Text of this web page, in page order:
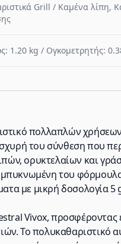
Grill / Καμένα λίπη,
1.20 kg / Ογκομετρητής:
πολλαπλών
του σύνθεση που
ορυκτελαίων και
του
με μικρή δοσολογία 5
Vivox,
Το πολυκαθαριστικό